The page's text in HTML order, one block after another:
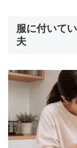
服に付いて
夫